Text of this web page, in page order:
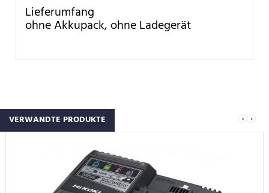
Lieferumfang
ohne Akkupack, ohne Ladegerät
VERWANDTE PRODUKTE ‹ ›